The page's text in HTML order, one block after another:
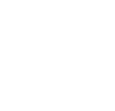
farliga